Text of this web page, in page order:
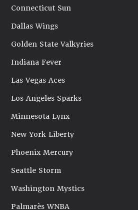
Connecticut Sun
Dallas Wings
Golden State Valkyries
Indiana Fever
Las Vegas Aces
Los Angeles Sparks
Minnesota Lynx
New York Liberty
Phoenix Mercury
Seattle Storm
Washington Mystics
Palmarès WNBA